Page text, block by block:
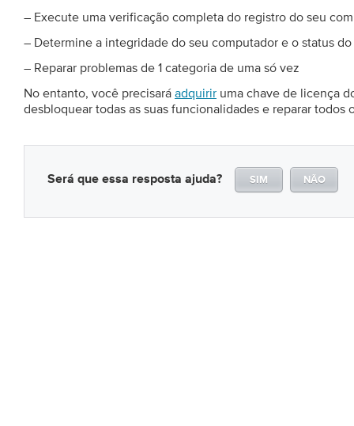
– Execute uma verificação completa do registro do seu
– Determine a integridade do seu computador e o status
– Reparar problemas de 1 categoria de uma só vez
No entanto, você precisará adquirir uma chave de licença
desbloquear todas as suas funcionalidades e reparar todos
Será que essa resposta ajuda? SIM NÃO